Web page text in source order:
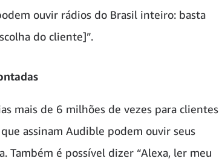
ouvir rádios do Brasil inteiro: basta
do cliente]”.
mais de 6 milhões de vezes para clientes
assinam Audible podem ouvir seus
Também é possível dizer “Alexa, ler meu